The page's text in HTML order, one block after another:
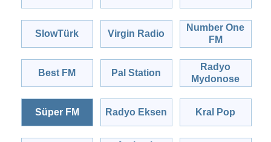
SlowTürk Virgin Radio
Number One
FM
Best FM Pal Station
Radyo
Mydonose
Süper FM Radyo Eksen Kral Pop